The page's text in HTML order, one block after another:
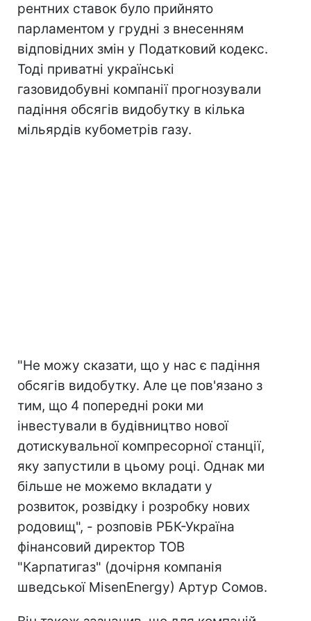
рентних ставок було прийнято
парламентом у грудні з внесенням
відповідних змін у Податковий кодекс.
Тоді приватні українські
газовидобувні компанії прогнозували
падіння обсягів видобутку в кілька
мільярдів кубометрів газу.
"Не можу сказати, що у нас є падіння
обсягів видобутку. Але це пов'язано з
тим, що 4 попередні роки ми
інвестували в будівництво нової
дотискувальної компресорної станції,
яку запустили в цьому році. Однак ми
більше не можемо вкладати у
розвиток, розвідку і розробку нових
родовищ", - розповів РБК-Україна
фінансовий директор ТОВ
"Карпатигаз" (дочірня компанія
шведської MisenEnergy) Артур Сомов.